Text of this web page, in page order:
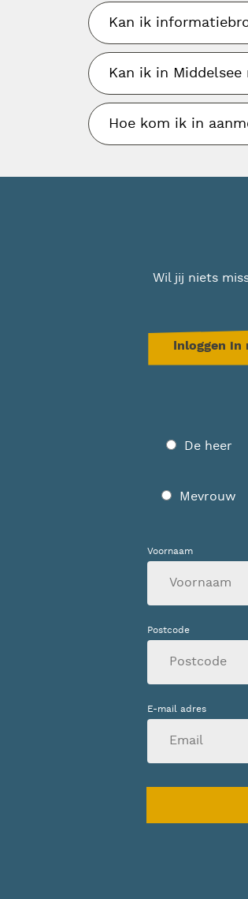
Kan ik
Kan ik in
Hoe kom ik in
Wil jij niets
Inloggen in
De heer
Mevrouw
Voornaam
Postcode
E-mail adres